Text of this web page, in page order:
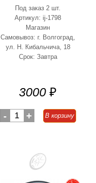
Под заказ 2 шт.
Артикул: ij-1798
Магазин
Самовывоз: г. Волгоград,
ул. Н. Кибальчича, 18
Срок: Завтра
3000 ₽
- 1 + В корзину